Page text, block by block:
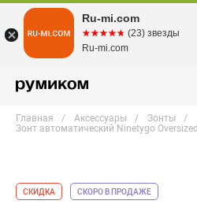
Главная Аксессуары
Зонты
Зонт автоматический Ninetygo
СКИДКА СКОРО В ПРОДАЖЕ
Ru-mi.com
☆☆☆☆☆
★★★★★ (23) звезды
Ru-mi.com